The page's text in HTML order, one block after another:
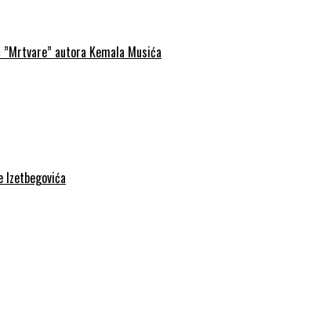
autora Kemala Musića
Izetbegovića